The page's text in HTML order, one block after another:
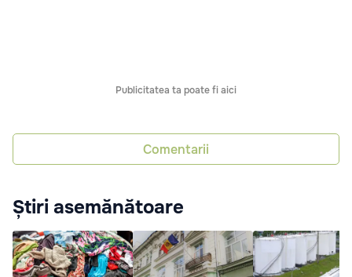
Publicitatea ta poate fi aici
Comentarii
Știri asemănătoare